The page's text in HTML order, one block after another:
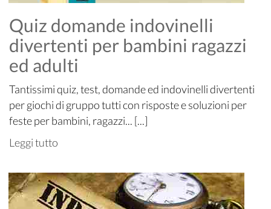
Quiz domande indovinelli
divertenti per bambini ragazzi
ed adulti
Tantissimi quiz, test, domande ed indovinelli divertenti
per giochi di gruppo tutti con risposte e soluzioni per
feste per bambini, ragazzi... [...]
Leggi tutto